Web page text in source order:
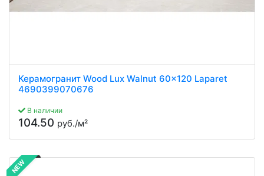
Керамогранит Wood Lux Walnut 60x120 Laparet
4690399070676
В наличии
104.50 руб./м²
NEW